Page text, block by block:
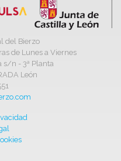
del Bierzo
de Lunes a Viernes
s/n - 3ª Planta
León